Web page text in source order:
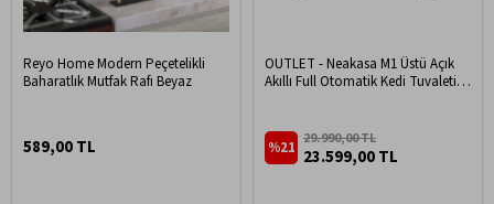
Reyo Home Modern Peçetelikli
Baharatlık Mutfak Rafı Beyaz
589,00 TL
OUTLET - Neakasa M1 Üstü Açık
Akıllı Full Otomatik Kedi Tuvaleti,
23.599,00 TL
29.990,00 TL
%21